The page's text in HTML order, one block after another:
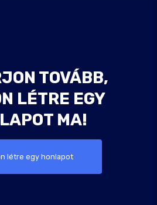
TOVÁBB,
LÉTRE EGY
MA!
létre egy honlapot